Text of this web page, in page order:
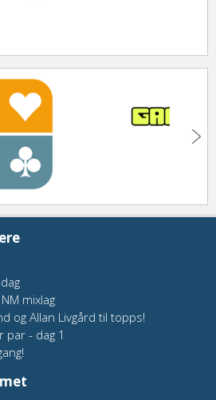
mixlag
og Allan Livgård til topps!
par - dag 1